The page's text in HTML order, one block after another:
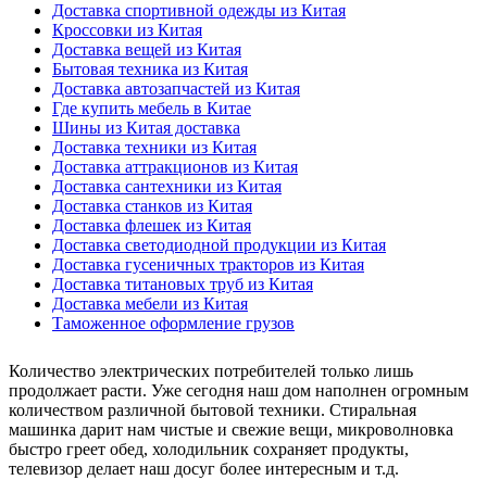
Доставка спортивной одежды из Китая
Кроссовки из Китая
Доставка вещей из Китая
Бытовая техника из Китая
Доставка автозапчастей из Китая
Где купить мебель в Китае
Шины из Китая доставка
Доставка техники из Китая
Доставка аттракционов из Китая
Доставка сантехники из Китая
Доставка станков из Китая
Доставка флешек из Китая
Доставка светодиодной продукции из Китая
Доставка гусеничных тракторов из Китая
Доставка титановых труб из Китая
Доставка мебели из Китая
Таможенное оформление грузов
Количество электрических потребителей только лишь
продолжает расти. Уже сегодня наш дом наполнен огромным
количеством различной бытовой техники. Стиральная
машинка дарит нам чистые и свежие вещи, микроволновка
быстро греет обед, холодильник сохраняет продукты,
телевизор делает наш досуг более интересным и т.д.